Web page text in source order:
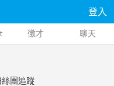
登入
徵才 聊天
團追蹤